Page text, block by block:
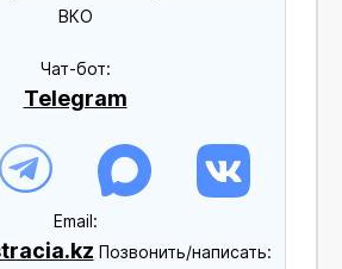
ВКО
Чат-бот:
Telegram
Еmail:
Позвонить/написать: